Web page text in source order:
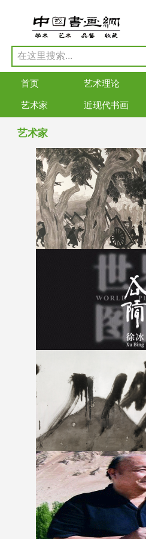
首页 艺术理论
艺术家 近现代书画
艺术家